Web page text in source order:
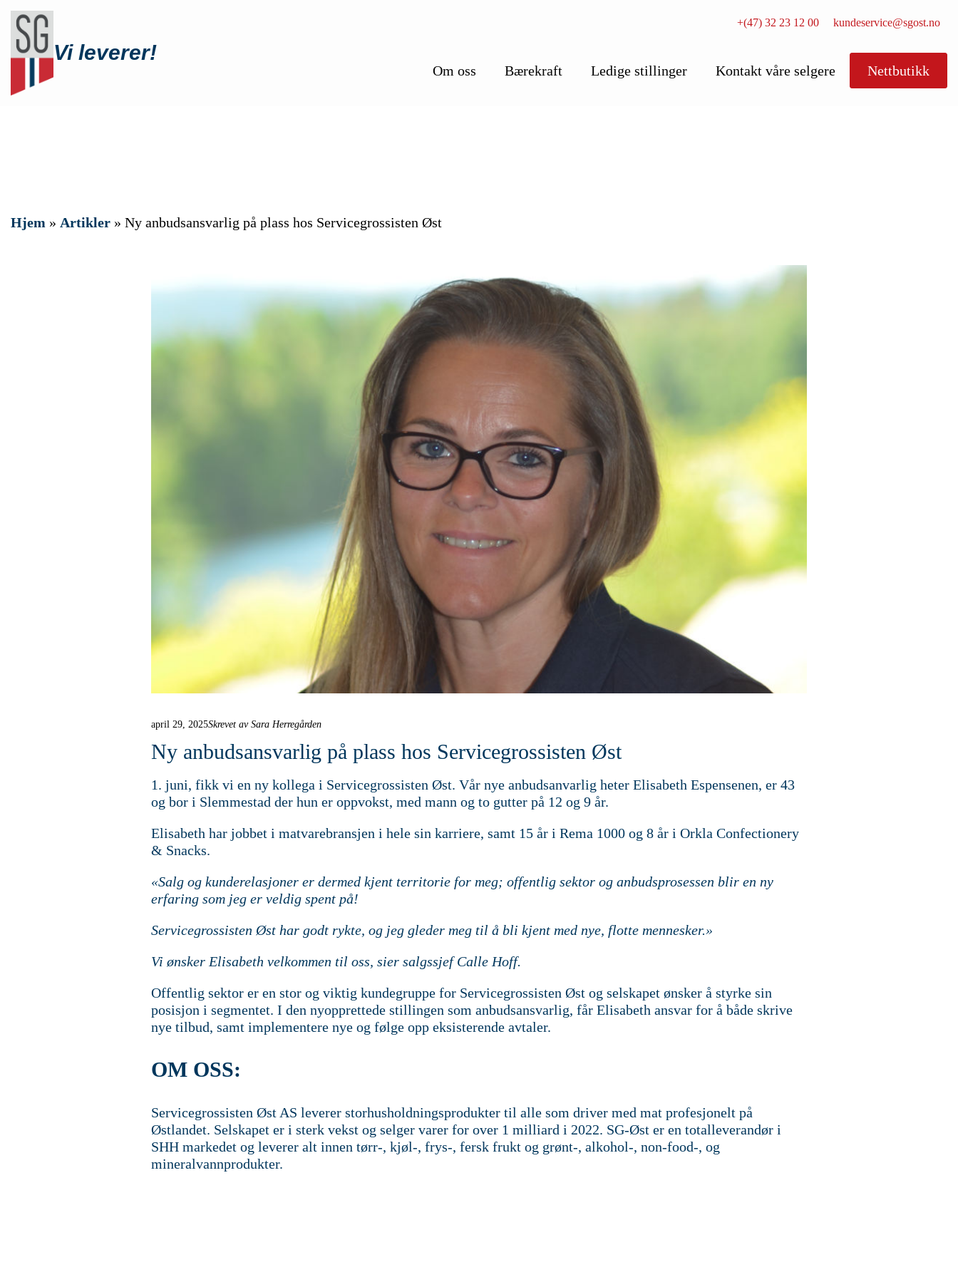
Vi leverer!
+(47) 32 23 12 00 kundeservice@sgost.no
Om oss Bærekraft Ledige stillinger Kontakt våre selgere Nettbutikk
Hjem » Artikler » Ny anbudsansvarlig på plass hos Servicegrossisten Øst
april 29, 2025Skrevet av Sara Herregården
Ny anbudsansvarlig på plass hos Servicegrossisten Øst
1. juni, fikk vi en ny kollega i Servicegrossisten Øst. Vår nye anbudsanvarlig heter Elisabeth Espensenen, er 43
og bor i Slemmestad der hun er oppvokst, med mann og to gutter på 12 og 9 år.
Elisabeth har jobbet i matvarebransjen i hele sin karriere, samt 15 år i Rema 1000 og 8 år i Orkla Confectionery
& Snacks.
«Salg og kunderelasjoner er dermed kjent territorie for meg; offentlig sektor og anbudsprosessen blir en ny
erfaring som jeg er veldig spent på!
Servicegrossisten Øst har godt rykte, og jeg gleder meg til å bli kjent med nye, flotte mennesker.»
Vi ønsker Elisabeth velkommen til oss, sier salgssjef Calle Hoff.
Offentlig sektor er en stor og viktig kundegruppe for Servicegrossisten Øst og selskapet ønsker å styrke sin
posisjon i segmentet. I den nyopprettede stillingen som anbudsansvarlig, får Elisabeth ansvar for å både skrive
nye tilbud, samt implementere nye og følge opp eksisterende avtaler.
OM OSS:
Servicegrossisten Øst AS leverer storhusholdningsprodukter til alle som driver med mat profesjonelt på
Østlandet. Selskapet er i sterk vekst og selger varer for over 1 milliard i 2022. SG-Øst er en totalleverandør i
SHH markedet og leverer alt innen tørr-, kjøl-, frys-, fersk frukt og grønt-, alkohol-, non-food-, og
mineralvannprodukter.